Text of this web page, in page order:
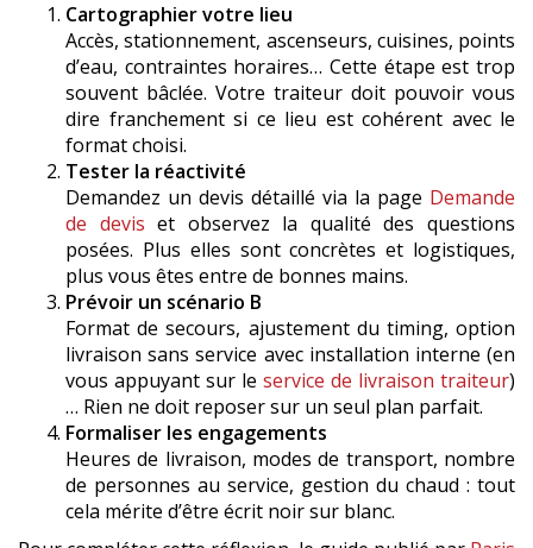
Cartographier votre lieu
Accès, stationnement, ascenseurs, cuisines, points
d’eau, contraintes horaires… Cette étape est trop
souvent bâclée. Votre traiteur doit pouvoir vous
dire franchement si ce lieu est cohérent avec le
format choisi.
Tester la réactivité
Demandez un devis détaillé via la page Demande
de devis et observez la qualité des questions
posées. Plus elles sont concrètes et logistiques,
plus vous êtes entre de bonnes mains.
Prévoir un scénario B
Format de secours, ajustement du timing, option
livraison sans service avec installation interne (en
vous appuyant sur le service de livraison traiteur)
… Rien ne doit reposer sur un seul plan parfait.
Formaliser les engagements
Heures de livraison, modes de transport, nombre
de personnes au service, gestion du chaud : tout
cela mérite d’être écrit noir sur blanc.